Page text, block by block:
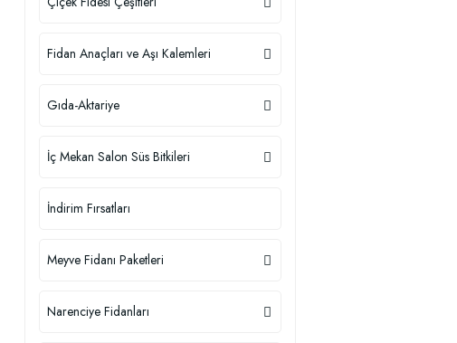
Fidan Anaçları ve Aşı Kalemleri
Gıda-Aktariye
İç Mekan Salon Süs Bitkileri
İndirim Fırsatları
Meyve Fidanı Paketleri
Narenciye Fidanları